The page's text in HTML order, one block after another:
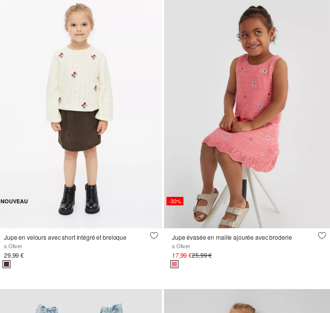
NOUVEAU
Jupe en velours avec short intégré et breloque
s.Oliver
29,99 €
-30%
Jupe évasée en maille ajourée avec broderie
s.Oliver
17,99 €25,99 €